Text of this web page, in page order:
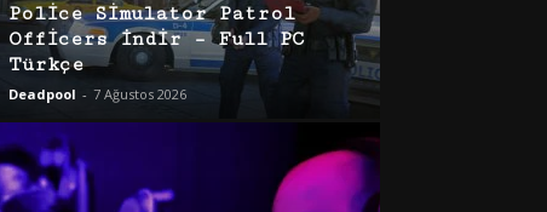
Police Simulator Patrol
Officers İndir – Full PC
Türkçe
Deadpool - 7 Ağustos 2026